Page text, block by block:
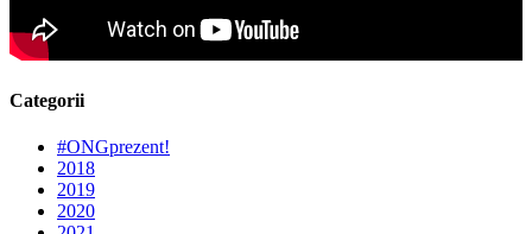
Categorii
#ONGprezent!
2018
2019
2020